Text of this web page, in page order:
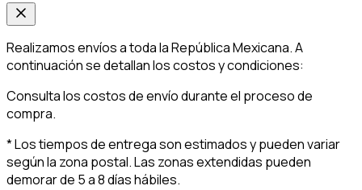
Realizamos envíos a toda la República Mexicana. A
continuación se detallan los costos y condiciones:
Consulta los costos de envío durante el proceso de
compra.
* Los tiempos de entrega son estimados y pueden variar
según la zona postal. Las zonas extendidas pueden
demorar de 5 a 8 días hábiles.